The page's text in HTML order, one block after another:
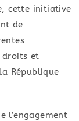
cette initiative
de
droits et
République
l’engagement